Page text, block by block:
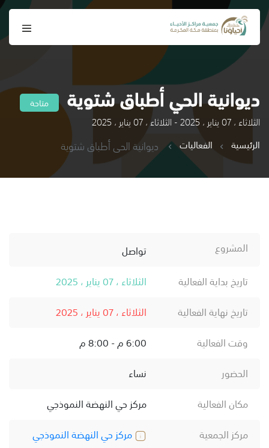
ديوانية الحي أطباق شتوية متاحة
الثلاثاء ، 07 يناير ، 2025 - الثلاثاء ، 07 يناير ، 2025
الرئيسية
الفعاليات ديوانية الحي أطباق شتوية
المشروع
تواصل
تاريخ بداية الفعالية
الثلاثاء ، 07 يناير ، 2025
تاريخ نهاية الفعالية
الثلاثاء ، 07 يناير ، 2025
وقت الفعالية
6:00 م - 8:00 م
الحضور
نساء
مكان الفعالية
مركز حي النهضة النموذجي
مركز الجمعية
مركز حي النهضة النموذجي